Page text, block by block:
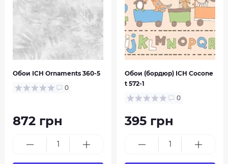
Обои ІСН Ornaments 360-5
0
872 грн
Обои (бордюр) ICH Cocone
t 572-1
0
395 грн